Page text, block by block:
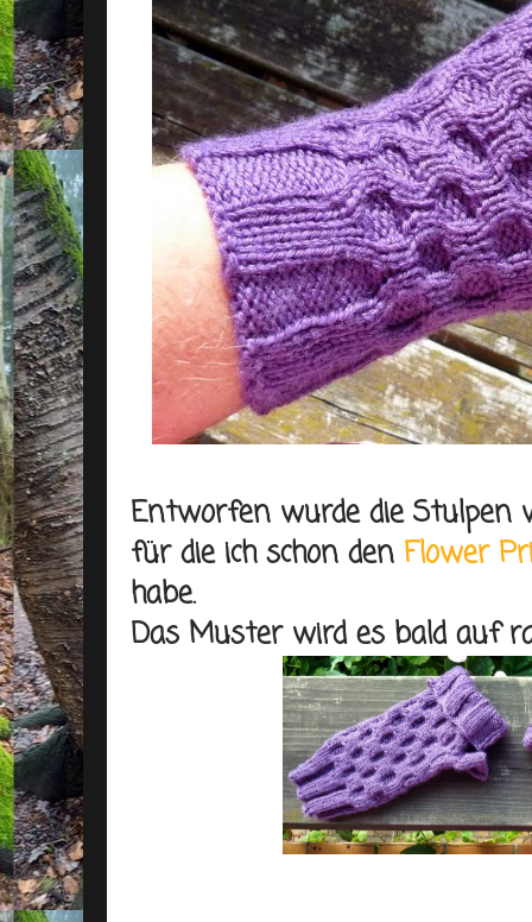
Entworfen wurde die Stulpen
für die ich schon den Flower
habe.
Das Muster wird es bald auf